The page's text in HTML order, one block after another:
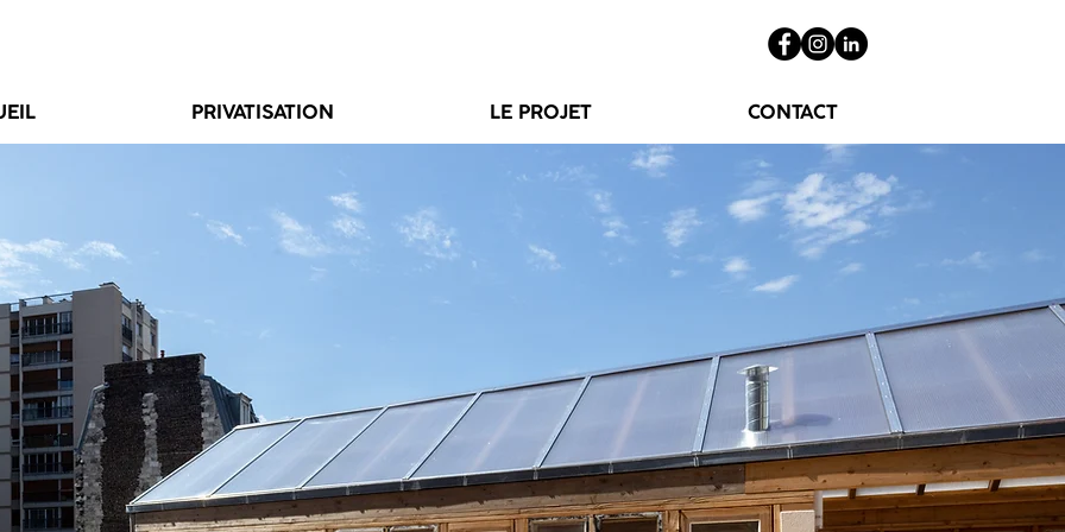
PRIVATISATION LE PROJET CONTACT